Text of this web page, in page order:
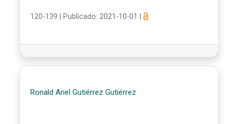
120-139 Publicado: 2021-10-01
Ronald Ariel Gutiérrez Gutiérrez